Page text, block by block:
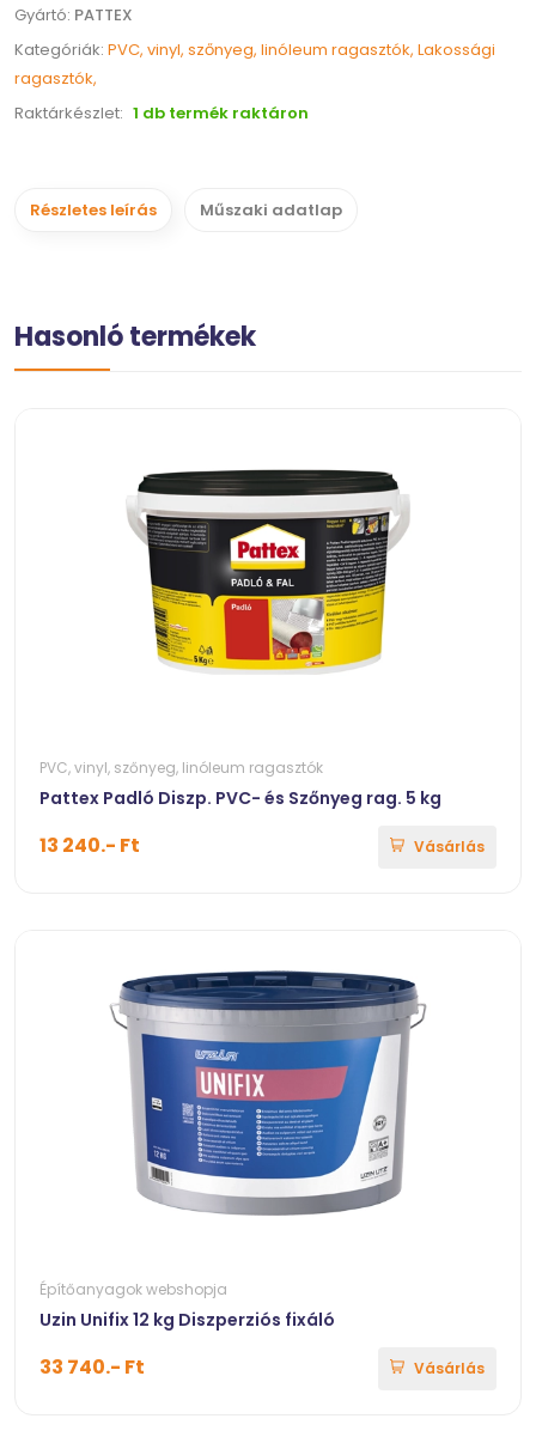
Gyártó: PATTEX
Kategóriák: PVC, vinyl, szőnyeg, linóleum ragasztók, Lakossági
ragasztók,
Raktárkészlet: 1 db termék raktáron
Részletes leírás Műszaki adatlap
Hasonló termékek
PVC, vinyl, szőnyeg, linóleum ragasztók
Pattex Padló Diszp. PVC- és Szőnyeg rag. 5 kg
13 240.- Ft Vásárlás
Építőanyagok webshopja
Uzin Unifix 12 kg Diszperziós fixáló
33 740.- Ft Vásárlás